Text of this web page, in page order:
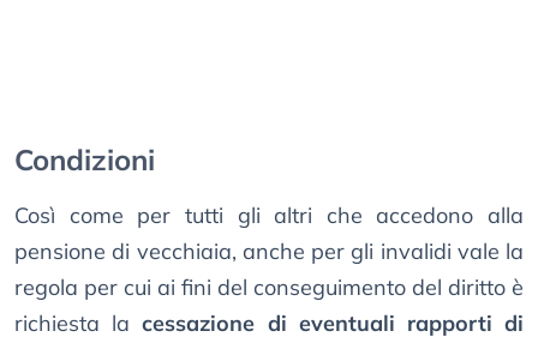
Condizioni
Così come per tutti gli altri che accedono alla
pensione di vecchiaia, anche per gli invalidi vale la
regola per cui ai fini del conseguimento del diritto è
richiesta lacessazione di eventuali rapporti di